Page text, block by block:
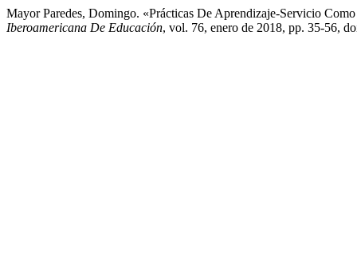
Mayor Paredes, Domingo. «Prácticas De Aprendizaje-Servicio
Iberoamericana De Educación, vol. 76, enero de 2018, pp. 35-56,